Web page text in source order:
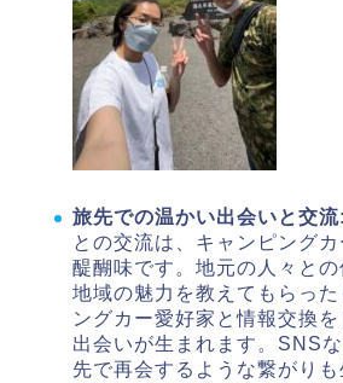
旅先での温かい出会いと交流:
との交流は、キャンピング
醍醐味です。地元の人々と
地域の魅力を教えてもらっ
ングカー愛好家と情報交換
出会いが生まれます。SNS
先で再会するような繋がり